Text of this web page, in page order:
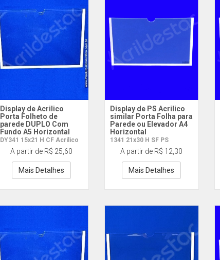
Display de Acrilico
Porta Folheto de
parede DUPLO Com
Fundo A5 Horizontal
DY341 15x21 H CF Acrilico
A partir de R$ 25,60
Mais Detalhes
Display de PS Acrilico
similar Porta Folha para
Parede ou Elevador A4
Horizontal
1341 21x30 H SF PS
A partir de R$ 12,30
Mais Detalhes